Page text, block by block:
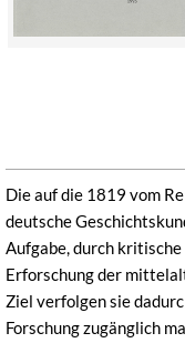
Die auf die 1819 vom
deutsche
Aufgabe, durch
Erforschung der
Ziel verfolgen sie
Forschung zugänglich